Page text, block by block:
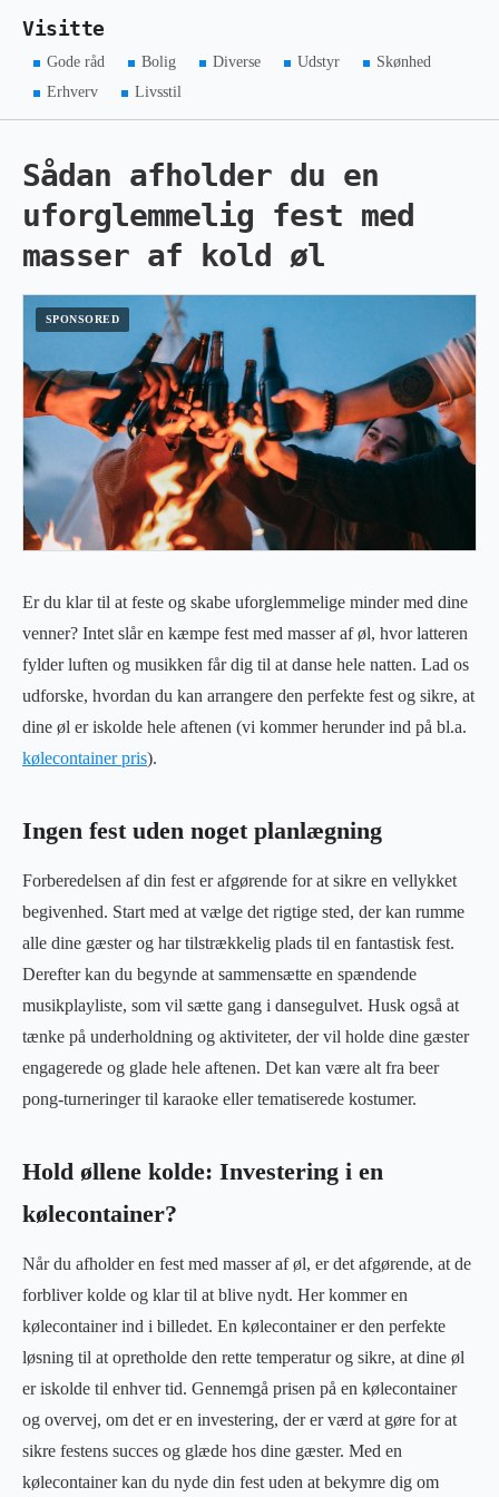
Visitte
Gode råd Bolig Diverse Udstyr
Skønhed
Erhverv
Livsstil
Sådan afholder du en
uforglemmelig fest med
masser af kold øl
Er du klar til at feste og skabe uforglemmelige minder med dine
venner? Intet slår en kæmpe fest med masser af øl, hvor latteren
fylder luften og musikken får dig til at danse hele natten. Lad os
udforske, hvordan du kan arrangere den perfekte fest og sikre, at
dine øl er iskolde hele aftenen (vi kommer herunder ind på bl.a.
kølecontainer pris).
Ingen fest uden noget planlægning
Forberedelsen af din fest er afgørende for at sikre en vellykket
begivenhed. Start med at vælge det rigtige sted, der kan rumme
alle dine gæster og har tilstrækkelig plads til en fantastisk fest.
Derefter kan du begynde at sammensætte en spændende
musikplayliste, som vil sætte gang i dansegulvet. Husk også at
tænke på underholdning og aktiviteter, der vil holde dine gæster
engagerede og glade hele aftenen. Det kan være alt fra beer
pong-turneringer til karaoke eller tematiserede kostumer.
Hold øllene kolde: Investering i en
kølecontainer?
Når du afholder en fest med masser af øl, er det afgørende, at de
forbliver kolde og klar til at blive nydt. Her kommer en
kølecontainer ind i billedet. En kølecontainer er den perfekte
løsning til at opretholde den rette temperatur og sikre, at dine øl
er iskolde til enhver tid. Gennemgå prisen på en kølecontainer
og overvej, om det er en investering, der er værd at gøre for at
sikre festens succes og glæde hos dine gæster. Med en
kølecontainer kan du nyde din fest uden at bekymre dig om